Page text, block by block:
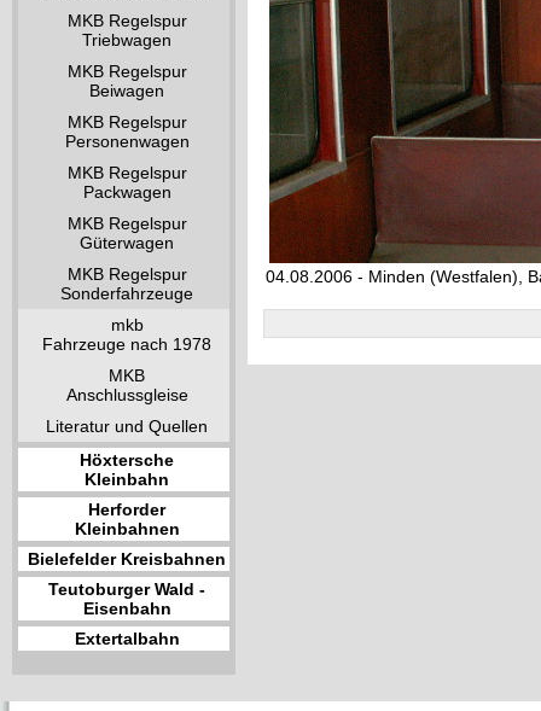
MKB Regelspur
Triebwagen
MKB Regelspur
Beiwagen
MKB Regelspur
Personenwagen
MKB Regelspur
Packwagen
MKB Regelspur
Güterwagen
MKB Regelspur
Sonderfahrzeuge
mkb
Fahrzeuge nach 1978
MKB
Anschlussgleise
Literatur und Quellen
Höxtersche
Kleinbahn
Herforder
Kleinbahnen
Bielefelder Kreisbahnen
Teutoburger Wald -
Eisenbahn
Extertalbahn
04.08.2006 - Minden (Westfalen),